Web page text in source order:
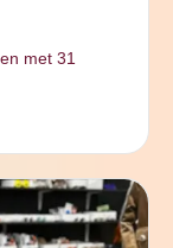
met 31